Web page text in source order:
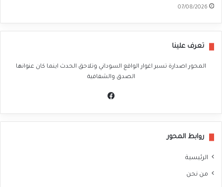
07/08/2026
تعرف علينا
المحور اصدارة تسبر اغوار الواقع السوداني وتلاحق الحدث اينما كان عنوانها
الصدق والشفافية
روابط المحور
الرئيسية
من نحن